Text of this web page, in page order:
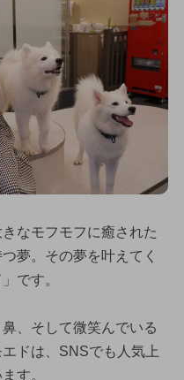
なモフモフに癒された
夢。その夢を叶えてく
です。
、そして微笑んでいる
ドは、SNSでも人気上
す。